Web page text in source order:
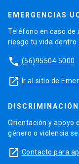
EMERGENCIAS
Teléfono en caso de
riesgo tu vida dentro
phone (56)95504 5000
launch Ir al sitio de
Orientación y apoyo
género o violencia
launch Contacto para